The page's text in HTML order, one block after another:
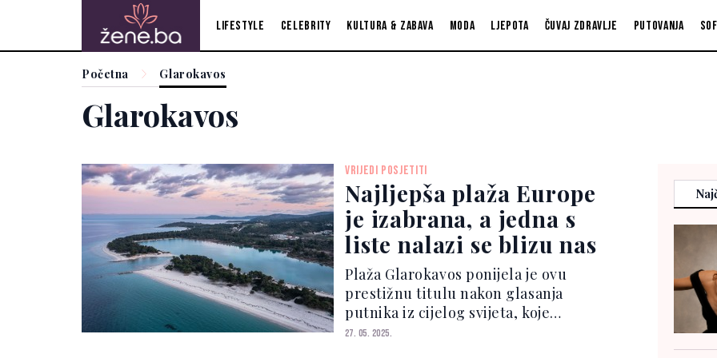
Lifestyle Celebrity Kultura & zabava Moda Ljepota Čuvaj zdravlje Putovanja
Početna Glarokavos
Glarokavos
VRIJEDI POSJETITI
Najljepša plaža Europe
je izabrana, a jedna s
liste nalazi se blizu nas
Plaža Glarokavos ponijela je ovu
prestižnu titulu nakon glasanja
putnika iz cijelog svijeta, koje
organizuje poznata međunarodna
27. 05. 2025.